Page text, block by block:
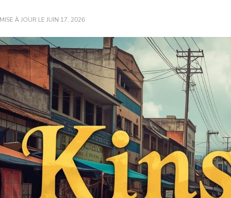
MISE À JOUR LEJUIN 17, 2026